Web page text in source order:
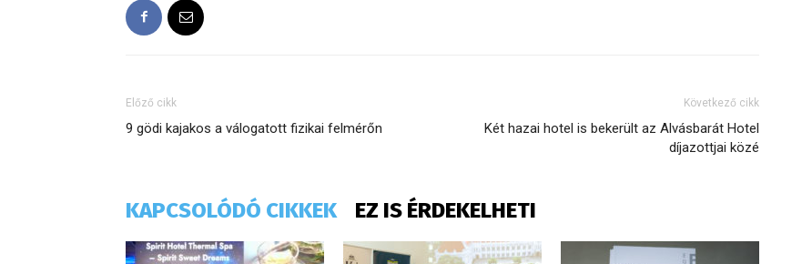
Előző cikk
9 gödi kajakos a válogatott fizikai felmérőn
Következő cikk
Két hazai hotel is bekerült az Alvásbarát Hotel
díjazottjai közé
KAPCSOLÓDÓ CIKKEK EZ IS ÉRDEKELHETI